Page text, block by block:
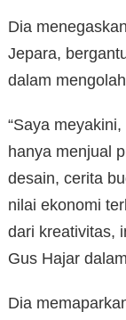
Dia
Jepara,
dalam
“Saya
hanya menjual
desain, cerita
nilai ekonomi
dari kreativitas,
Gus Hajar
Dia